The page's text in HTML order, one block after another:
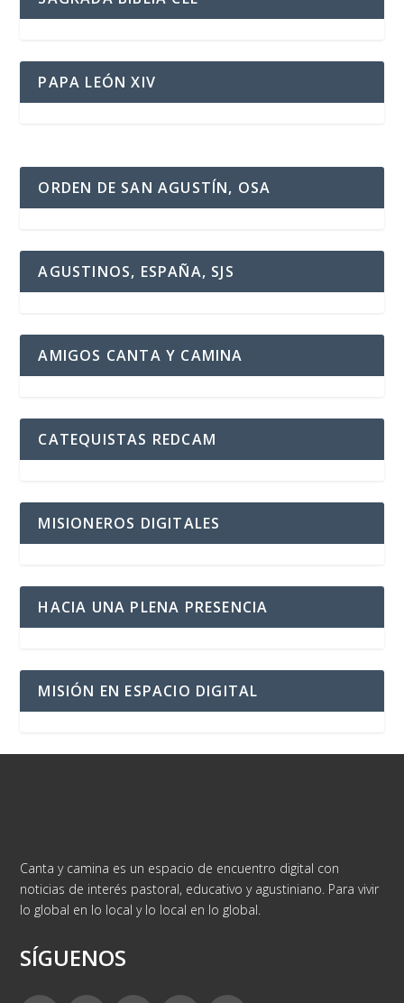
PAPA LEÓN XIV
ORDEN DE SAN AGUSTÍN, OSA
AGUSTINOS, ESPAÑA, SJS
AMIGOS CANTA Y CAMINA
CATEQUISTAS REDCAM
MISIONEROS DIGITALES
HACIA UNA PLENA PRESENCIA
MISIÓN EN ESPACIO DIGITAL
Canta y camina es un espacio de encuentro digital con
noticias de interés pastoral, educativo y agustiniano. Para vivir
lo global en lo local y lo local en lo global.
SÍGUENOS